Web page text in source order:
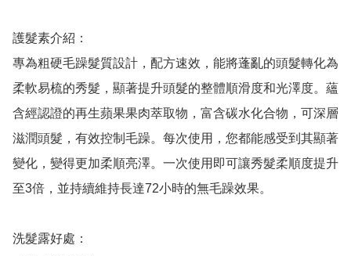
護髮素介紹：
專為粗硬毛躁髮質設計，配方速效，能將蓬亂的頭髮轉化為
柔軟易梳的秀髮，顯著提升頭髮的整體順滑度和光澤度。蘊
含經認證的再生蘋果果肉萃取物，富含碳水化合物，可深層
滋潤頭髮，有效控制毛躁。每次使用，您都能感受到其顯著
變化，變得更加柔順亮澤。一次使用即可讓秀髮柔順度提升
至3倍，並持續維持長達72小時的無毛躁效果。
洗髮露好處：